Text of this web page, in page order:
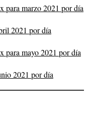
para marzo 2021 por día
2021 por día
para mayo 2021 por día
2021 por día